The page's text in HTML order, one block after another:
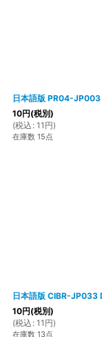
日本語版 PR04-
10円(税別)
(税込 : 11 円)
在庫数 15点
日本語版 CIBR-JP033
10円(税別)
(税込 : 11 円)
在庫数 13点